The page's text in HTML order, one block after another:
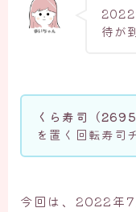
2022
待が
くら寿司（2695
を置く回転寿司
今回は、2022年7